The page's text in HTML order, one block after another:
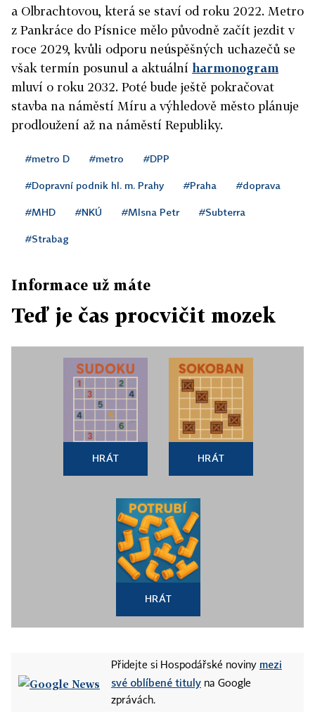
a Olbrachtovou, která se staví od roku 2022. Metro
z Pankráce do Písnice mělo původně začít jezdit v
roce 2029, kvůli odporu neúspěšných uchazečů se
však termín posunul a aktuální harmonogram
mluví o roku 2032. Poté bude ještě pokračovat
stavba na náměstí Míru a výhledově město plánuje
prodloužení až na náměstí Republiky.
#metro D #metro #DPP
#Dopravní podnik hl. m. Prahy #Praha #doprava
#MHD #NKÚ #Mlsna Petr #Subterra
#Strabag
Informace už máte
Teď je čas procvičit mozek
HRÁT HRÁT
HRÁT
Přidejte si Hospodářské noviny mezi
své oblíbené tituly na Google
zprávách.